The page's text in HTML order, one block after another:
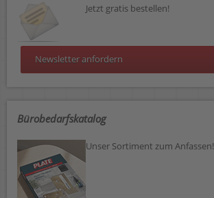
Jetzt gratis bestellen!
Newsletter anfordern
Bürobedarfskatalog
Unser Sortiment zum Anfassen!